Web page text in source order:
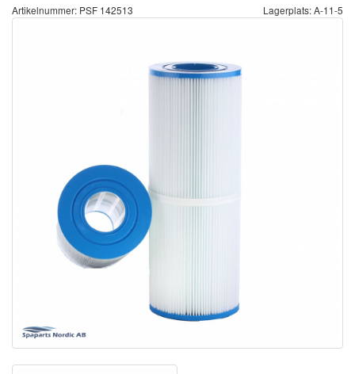
Artikelnummer: PSF 142513 Lagerplats: A-11-5